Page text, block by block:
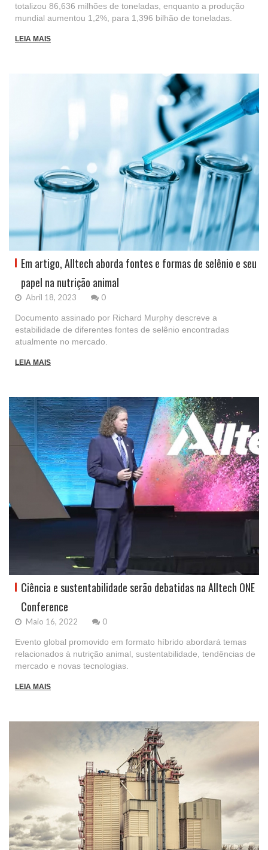
totalizou 86,636 milhões de toneladas, enquanto a produção
mundial aumentou 1,2%, para 1,396 bilhão de toneladas.
LEIA MAIS
Em artigo, Alltech aborda fontes e formas de selênio e seu
papel na nutrição animal
Abril 18, 2023 0
Documento assinado por Richard Murphy descreve a
estabilidade de diferentes fontes de selênio encontradas
atualmente no mercado.
LEIA MAIS
Ciência e sustentabilidade serão debatidas na Alltech ONE
Conference
Maio 16, 2022 0
Evento global promovido em formato híbrido abordará temas
relacionados à nutrição animal, sustentabilidade, tendências de
mercado e novas tecnologias.
LEIA MAIS